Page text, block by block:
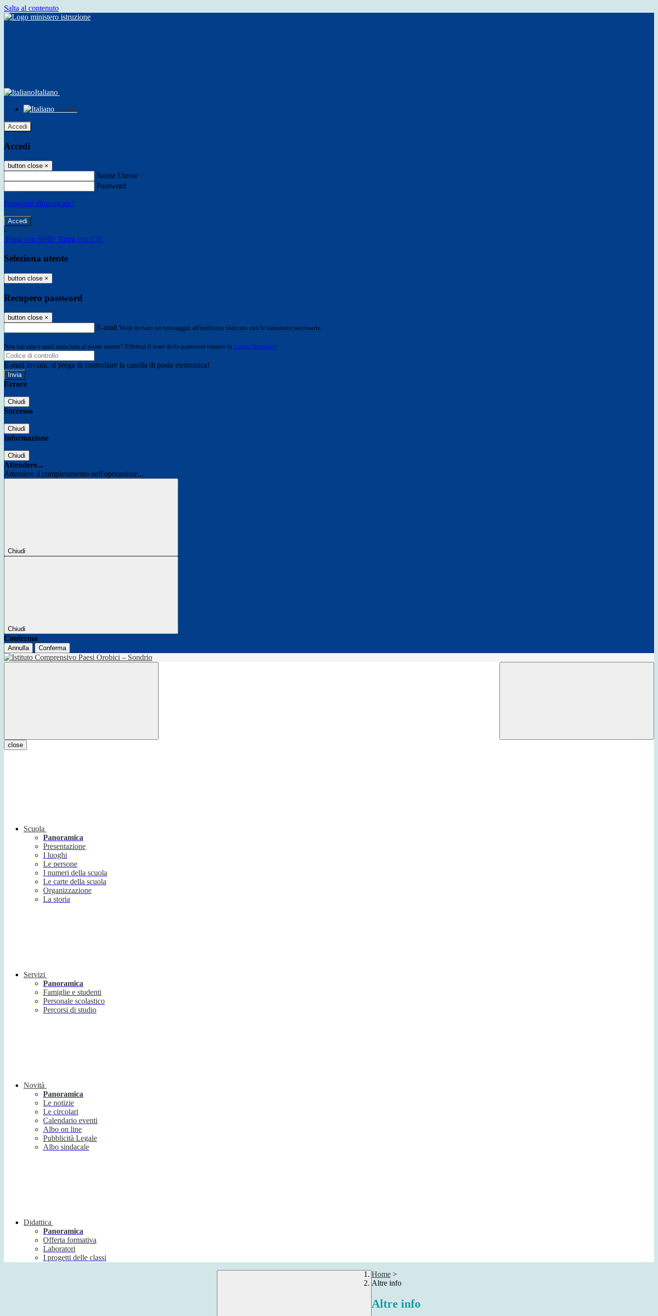
Salta al contenuto
Italiano
Italiano
Accedi
Accedi
button close ×
Nome Utente
Password
Password dimenticata?
-
Entra con SPID Entra con CIE
Seleziona utente
button close ×
Recupero password
button close ×
E-mail Verrà inviato un messaggio all'indirizzo indicato con le istruzioni necessarie.
Non hai una e-mail associata al nome utente? Effettua il reset della password tramite la Login Spaggiari
E-mail inviata, si prega di controllare la casella di posta elettronica!
Errore
Chiudi
Successo
Chiudi
Informazione
Chiudi
Attendere...
Attendere il completamento dell'operazione...
Chiudi
Chiudi
Conferma
Annulla Conferma
close
Scuola
Panoramica
Presentazione
I luoghi
Le persone
I numeri della scuola
Le carte della scuola
Organizzazione
La storia
Servizi
Panoramica
Famiglie e studenti
Personale scolastico
Percorsi di studio
Novità
Panoramica
Le notizie
Le circolari
Calendario eventi
Albo on line
Pubblicità Legale
Albo sindacale
Didattica
Panoramica
Offerta formativa
Laboratori
I progetti delle classi
Home >
Altre info
Altre info